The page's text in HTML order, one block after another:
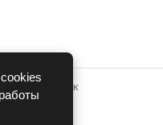
авторазборок